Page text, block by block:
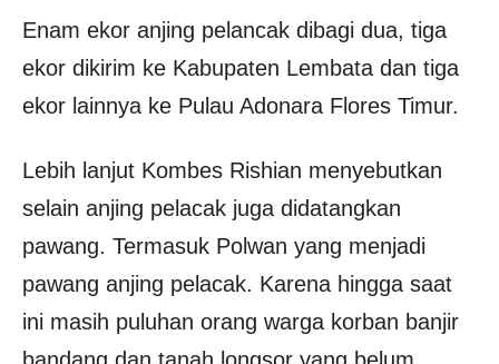
Enam ekor anjing pelancak dibagi dua, tiga
ekor dikirim ke Kabupaten Lembata dan tiga
ekor lainnya ke Pulau Adonara Flores Timur.
Lebih lanjut Kombes Rishian menyebutkan
selain anjing pelacak juga didatangkan
pawang. Termasuk Polwan yang menjadi
pawang anjing pelacak. Karena hingga saat
ini masih puluhan orang warga korban banjir